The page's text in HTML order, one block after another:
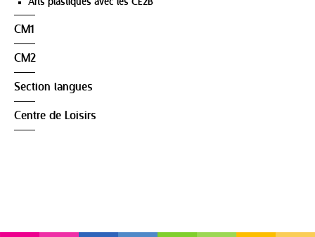
CM1
CM2
Section langues
Centre de Loisirs